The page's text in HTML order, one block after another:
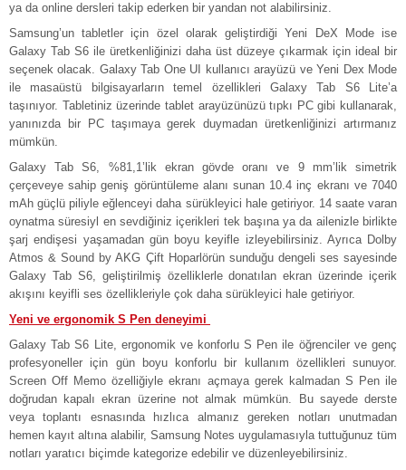
ya da online dersleri takip ederken bir yandan not alabilirsiniz.
Samsung’un tabletler için özel olarak geliştirdiği Yeni DeX Mode ise
Galaxy Tab S6 ile üretkenliğinizi daha üst düzeye çıkarmak için ideal bir
seçenek olacak. Galaxy Tab One UI kullanıcı arayüzü ve Yeni Dex Mode
ile masaüstü bilgisayarların temel özellikleri Galaxy Tab S6 Lite’a
taşınıyor. Tabletiniz üzerinde tablet arayüzünüzü tıpkı PC gibi kullanarak,
yanınızda bir PC taşımaya gerek duymadan üretkenliğinizi artırmanız
mümkün.
Galaxy Tab S6, %81,1’lik ekran gövde oranı ve 9 mm’lik simetrik
çerçeveye sahip geniş görüntüleme alanı sunan 10.4 inç ekranı ve 7040
mAh güçlü piliyle eğlenceyi daha sürükleyici hale getiriyor. 14 saate varan
oynatma süresiyl en sevdiğiniz içerikleri tek başına ya da ailenizle birlikte
şarj endişesi yaşamadan gün boyu keyifle izleyebilirsiniz. Ayrıca Dolby
Atmos & Sound by AKG Çift Hoparlörün sunduğu dengeli ses sayesinde
Galaxy Tab S6, geliştirilmiş özelliklerle donatılan ekran üzerinde içerik
akışını keyifli ses özellikleriyle çok daha sürükleyici hale getiriyor.
Yeni ve ergonomik S Pen deneyimi
Galaxy Tab S6 Lite, ergonomik ve konforlu S Pen ile öğrenciler ve genç
profesyoneller için gün boyu konforlu bir kullanım özellikleri sunuyor.
Screen Off Memo özelliğiyle ekranı açmaya gerek kalmadan S Pen ile
doğrudan kapalı ekran üzerine not almak mümkün. Bu sayede derste
veya toplantı esnasında hızlıca almanız gereken notları unutmadan
hemen kayıt altına alabilir, Samsung Notes uygulamasıyla tuttuğunuz tüm
notları yaratıcı biçimde kategorize edebilir ve düzenleyebilirsiniz.